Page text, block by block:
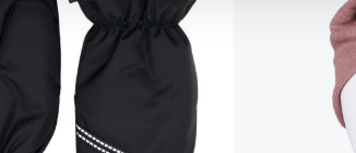
flere
varianter.
Alternativene
velges